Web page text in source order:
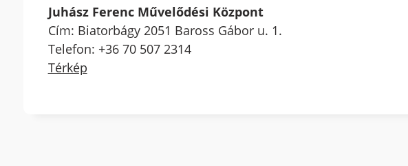
Juhász Ferenc Művelődési Központ
Cím: Biatorbágy 2051 Baross Gábor u. 1.
Telefon: +36 70 507 2314
Térkép